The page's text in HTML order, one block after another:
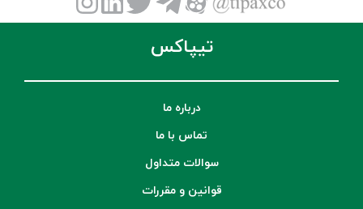
تیپاکس
درباره ما
تماس با ما
سوالات متداول
قوانین و مقررات